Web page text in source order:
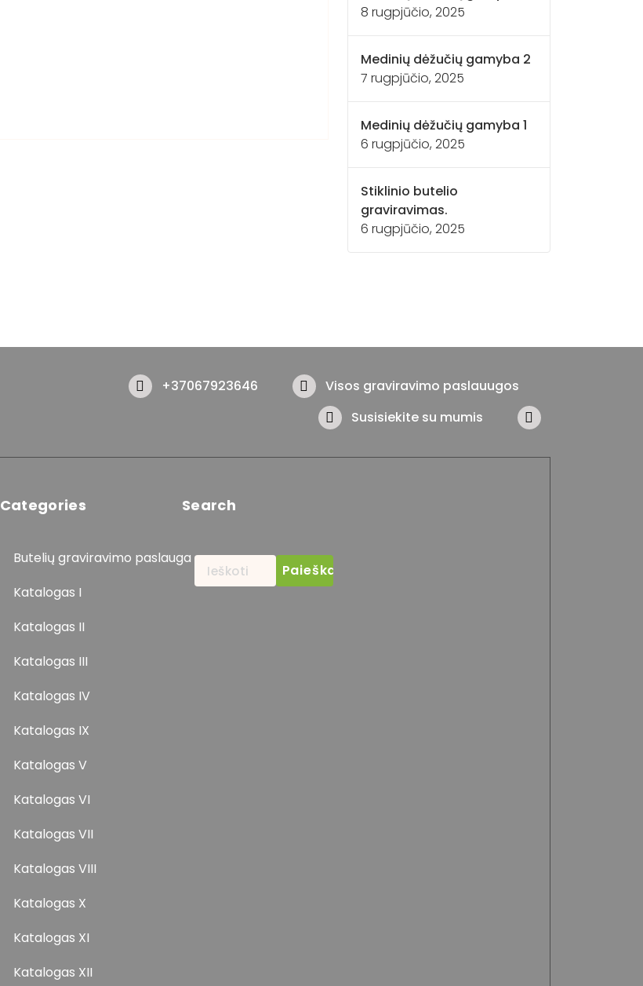
8 rugpjūčio, 2025
Medinių dėžučių gamyba 2
7 rugpjūčio, 2025
Medinių dėžučių gamyba 1
6 rugpjūčio, 2025
Stiklinio butelio
graviravimas.
6 rugpjūčio, 2025
+37067923646
Visos graviravimo paslauugos
Susisiekite su mumis
Categories
Butelių graviravimo paslauga
Katalogas I
Katalogas II
Katalogas III
Katalogas IV
Katalogas IX
Katalogas V
Katalogas VI
Katalogas VII
Katalogas VIII
Katalogas X
Katalogas XI
Katalogas XII
Search
Ieškoti: